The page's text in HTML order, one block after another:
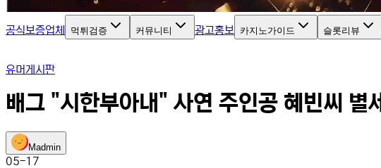
공식보증업체 먹튀검증 커뮤니티 광고홍보 카지노가이드 슬롯리뷰
유머게시판
배그 "시한부아내" 사연 주인공 혜빈씨 별세
Madmin
05-17